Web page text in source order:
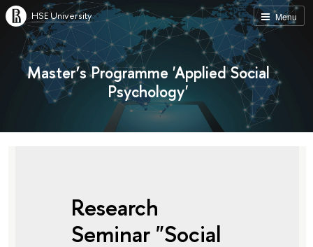
Menu
HSE University
Master’s Programme 'Applied Social
Psychology'
Research
Seminar "Social